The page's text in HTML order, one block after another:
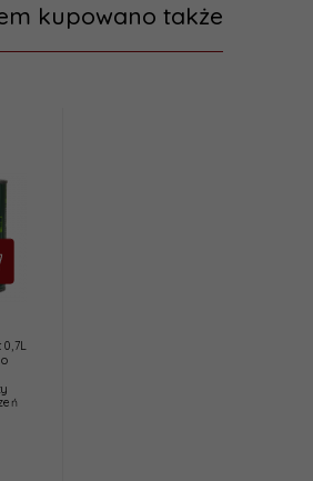
kupowano także